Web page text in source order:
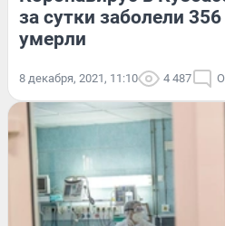
за сутки заболели
умерли
8 декабря, 2021, 11:10 4 487